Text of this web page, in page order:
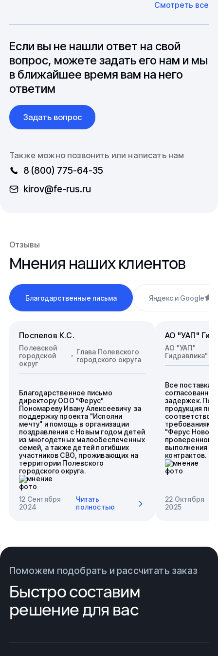
может быть сокращен до 1 недели.
до 6 месяцев производства.
вопросы связанные с документацией и
международной логистикой.
Смотреть все
Если вы не нашли ответ на свой
вопрос, можете задать его нам и мы
в ближайшее время вам на него
ответим
Задать вопрос
Также можно позвонить или написать нам
8 (800) 775-64-35
kirov@fe-rus.ru
Отзывы
Мнения наших клиентов
Благодарственные письма Яндекс и Google
Поспелов К.С.
Полевской
городской
округ
Глава Полевского
городского округа
Благодарственное письмо
директору ООО "Ферус"
Пономареву Ивану Алексеевичу за
поддержку проекта "Исполни
мечту" и помощь в организации
поздравления с Новым годом детей
из многодетных малообеспеченных
семей, а также детей погибших
участников СВО, проживающих на
территории Полевского
городского округа.
12 Сентября
2024
Читать
полностью
АО "УАП"
АО "УАП"
Гидравлика"
Все поставки
задержек.
продукция
требованиям.
"Ферус
проверенного
выполнения
контрактов.
22 Октября
2025
Поможем подобрать и рассчитать заказ
Быстро составим
решение для вас